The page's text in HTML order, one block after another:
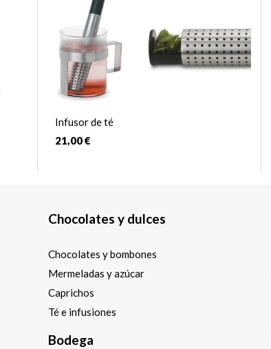
Infusor de té
21,00 €
Chocolates y dulces
Chocolates y bombones
Mermeladas y azúcar
Caprichos
Té e infusiones
Bodega